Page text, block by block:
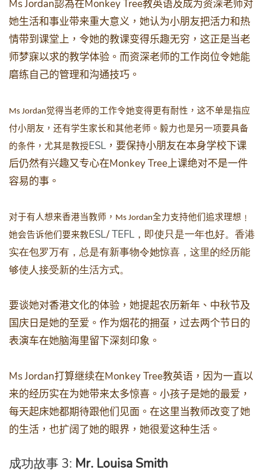
Ms Jordan認為在Monkey Tree教英语及成为资深老师对
她生活和事业带来重大意义，她认为小朋友把活力和热
情带到课堂上，令她的教课变得乐趣无穷，这正是当老
师梦寐以求的教学体验。而资深老师的工作岗位令她能
磨练自己的管理和沟通技巧。
Ms Jordan觉得当老师的工作令她变得更有耐性，这不单是指应
付小朋友，还有学生家长和其他老师。毅力也是另一项要具备
的条件，尤其是教授ESL ，要保持小朋友在本身学校下课
后仍然有兴趣又专心在Monkey Tree上课绝对不是一件
容易的事。
对于有人想来香港当教师， Ms Jordan全力支持他们追求理想﹗
她会告诉他们要来教ESL/TEFL ，即使只是一年也好。香港
实在包罗万有，总是有新事物令她惊喜，这里的经历能
够使人接受新的生活方式。
要谈她对香港文化的体验，她提起农历新年、中秋节及
国庆日是她的至爱。作为烟花的拥虿，过去两个节日的
表演车在她脑海里留下深刻印象。
Ms Jordan打算继续在Monkey Tree教英语，因为一直以
来的经历实在为她带来太多惊喜。小孩子是她的最爱，
每天起床她都期待跟他们见面。在这里当教师改变了她
的生活，也扩阔了她的眼界，她很爱这种生活。
成功故事 3: Mr. Louisa Smith